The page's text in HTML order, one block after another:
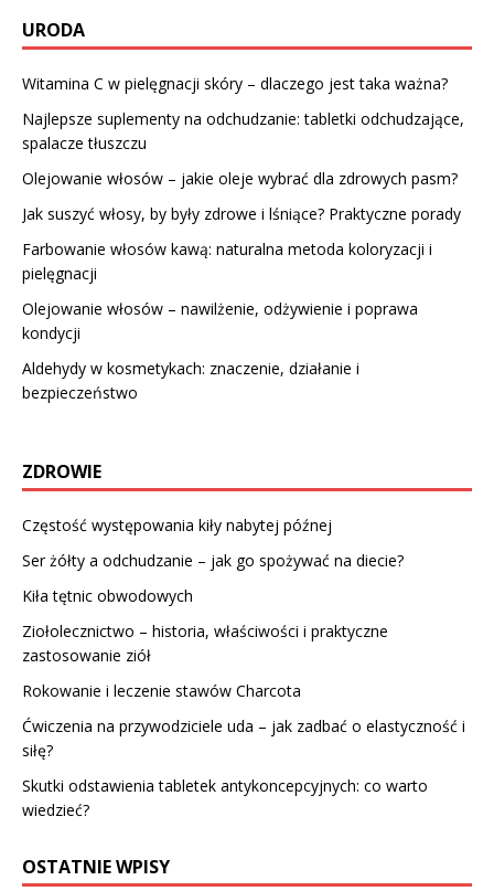
URODA
Witamina C w pielęgnacji skóry – dlaczego jest taka ważna?
Najlepsze suplementy na odchudzanie: tabletki odchudzające,
spalacze tłuszczu
Olejowanie włosów – jakie oleje wybrać dla zdrowych pasm?
Jak suszyć włosy, by były zdrowe i lśniące? Praktyczne porady
Farbowanie włosów kawą: naturalna metoda koloryzacji i
pielęgnacji
Olejowanie włosów – nawilżenie, odżywienie i poprawa
kondycji
Aldehydy w kosmetykach: znaczenie, działanie i
bezpieczeństwo
ZDROWIE
Częstość występowania kiły nabytej późnej
Ser żółty a odchudzanie – jak go spożywać na diecie?
Kiła tętnic obwodowych
Ziołolecznictwo – historia, właściwości i praktyczne
zastosowanie ziół
Rokowanie i leczenie stawów Charcota
Ćwiczenia na przywodziciele uda – jak zadbać o elastyczność i
siłę?
Skutki odstawienia tabletek antykoncepcyjnych: co warto
wiedzieć?
OSTATNIE WPISY